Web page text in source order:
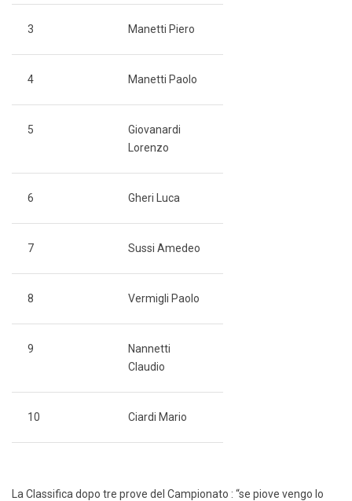
3 Manetti Piero
4 Manetti Paolo
5
Giovanardi
Lorenzo
6 Gheri Luca
7 Sussi Amedeo
8 Vermigli Paolo
9
Nannetti
Claudio
10 Ciardi Mario
La Classifica dopo tre prove del Campionato : “se piove vengo lo